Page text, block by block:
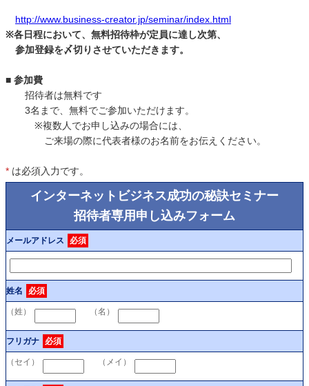
http://www.business-creator.jp/seminar/index.html
※各日程において、無料招待枠が定員に達し次第、
参加登録を〆切りさせていただきます。
■ 参加費
招待者は無料です
3名まで、無料でご参加いただけます。
※複数人でお申し込みの場合には、
ご来場の際に代表者様のお名前をお伝えください。
* は必須入力です。
インターネットビジネス成功の秘訣セミナー
招待者専用申し込みフォーム
メールアドレス 必須
姓名 必須
（姓） （名）
フリガナ 必須
（セイ） （メイ）